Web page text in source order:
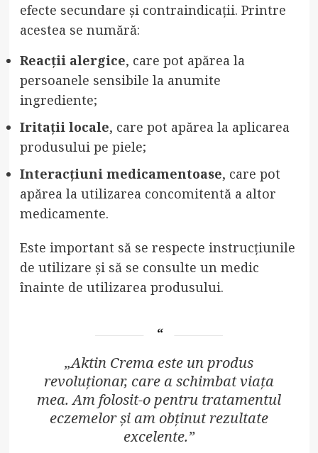
efecte secundare și contraindicații. Printre
acestea se numără:
Reacții alergice, care pot apărea la
persoanele sensibile la anumite
ingrediente;
Iritații locale, care pot apărea la aplicarea
produsului pe piele;
Interacțiuni medicamentoase, care pot
apărea la utilizarea concomitentă a altor
medicamente.
Este important să se respecte instrucțiunile
de utilizare și să se consulte un medic
înainte de utilizarea produsului.
„Aktin Crema este un produs
revoluționar, care a schimbat viața
mea. Am folosit-o pentru tratamentul
eczemelor și am obținut rezultate
excelente.”